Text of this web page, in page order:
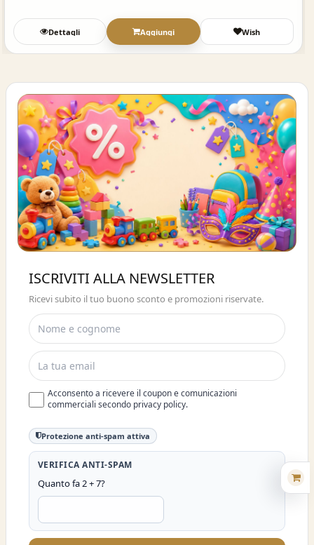
Dettagli Aggiungi Wish
ISCRIVITI E OTTIENI SUBITO UNO
SCONTO DEL 10%
ISCRIVITI ALLA NEWSLETTER
Ricevi subito il tuo buono sconto e promozioni riservate.
Acconsento a ricevere il coupon e comunicazioni
commerciali secondo privacy policy.
Protezione anti-spam attiva
VERIFICA ANTI-SPAM
Quanto fa 2 + 7?